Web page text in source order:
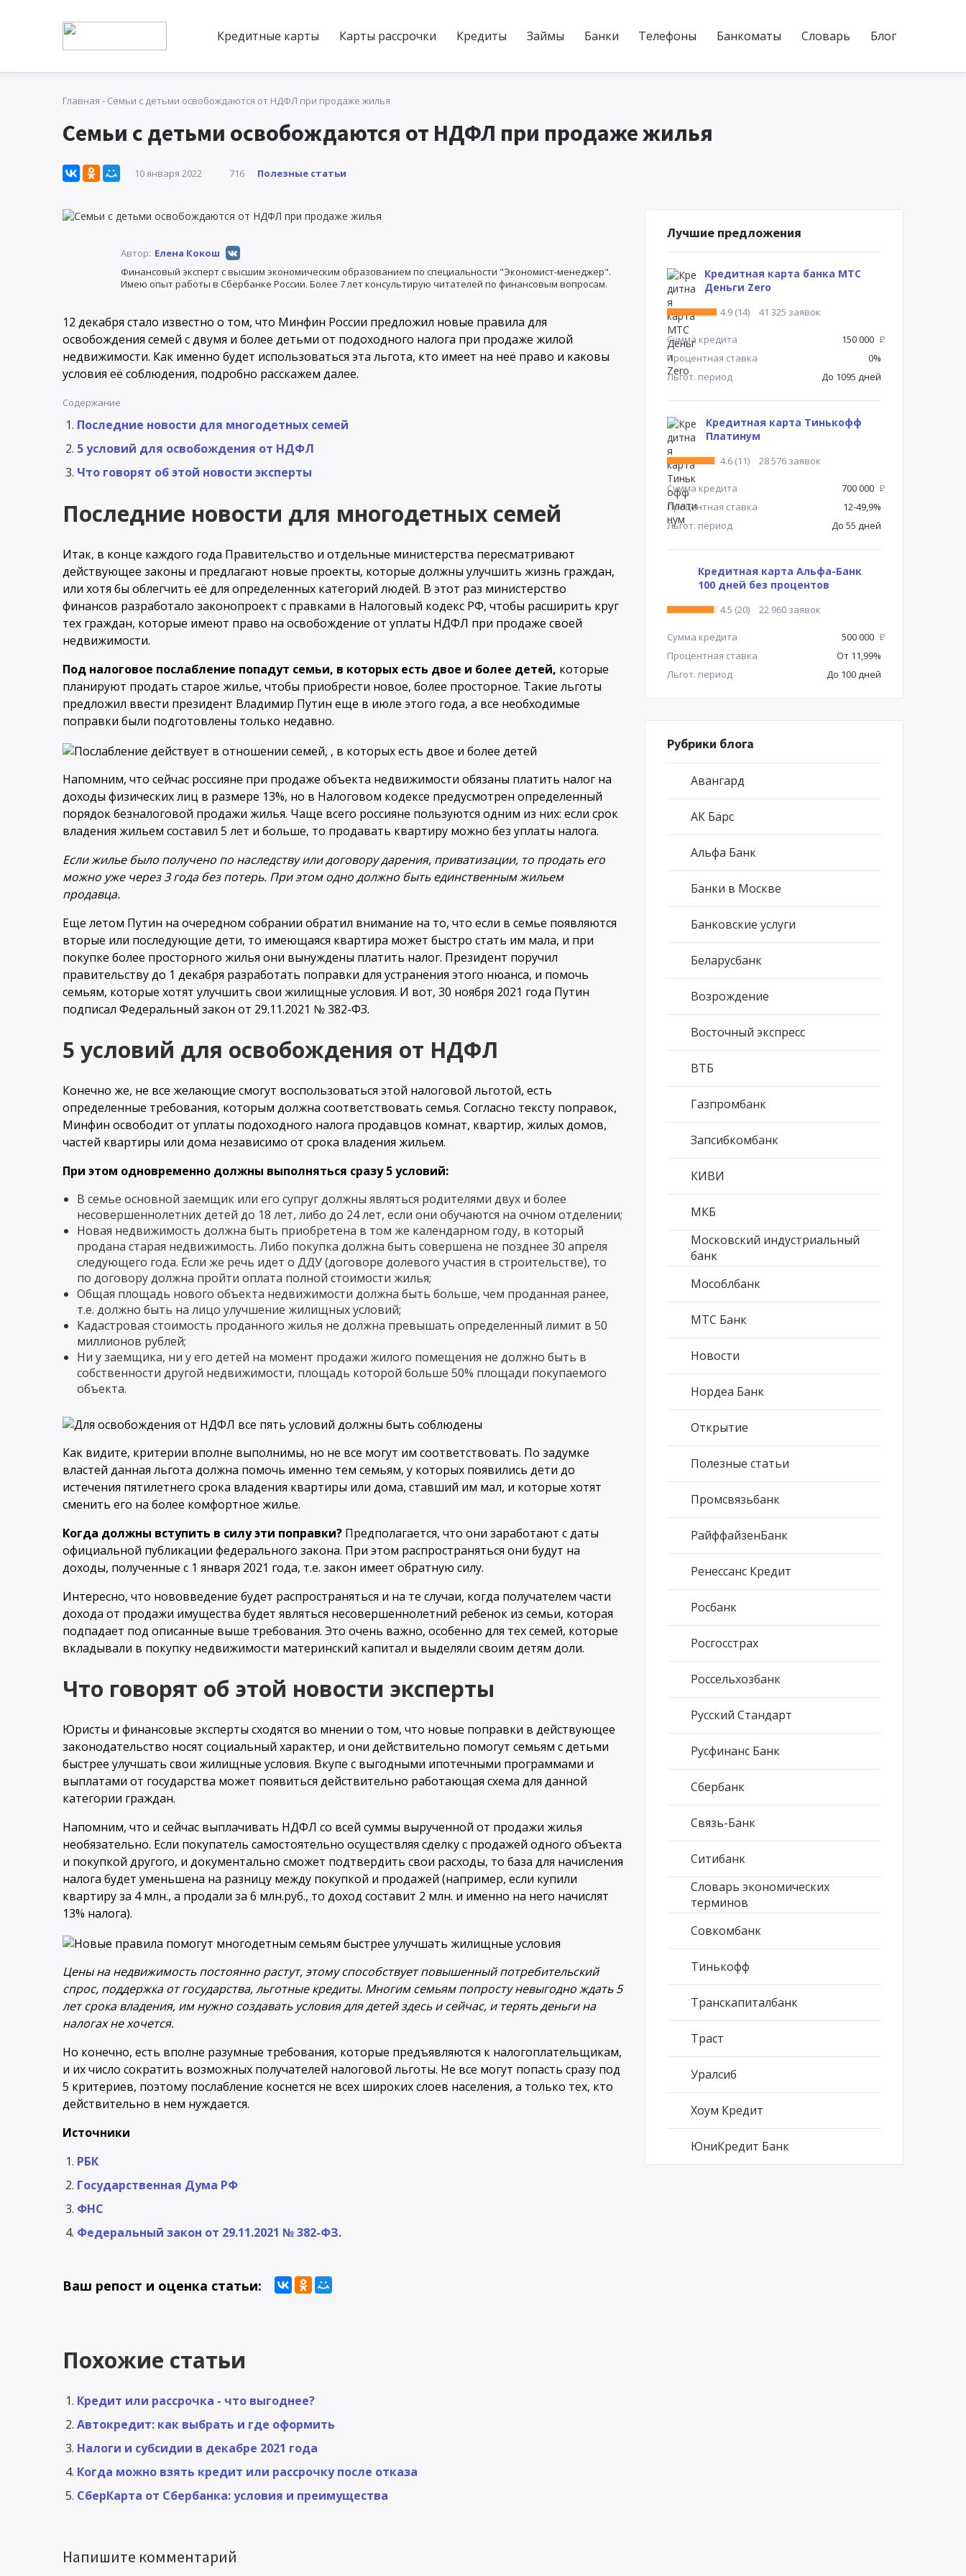
Кредитные карты Карты рассрочки Кредиты Займы Банки Телефоны Банкоматы Словарь Блог
Главная - Семьи с детьми освобождаются от НДФЛ при продаже жилья
Семьи с детьми освобождаются от НДФЛ при продаже жилья
10 января 2022 716 Полезные статьи
Автор: Елена Кокош
Финансовый эксперт с высшим экономическим образованием по специальности "Экономист-менеджер".
Имею опыт работы в Сбербанке России. Более 7 лет консультирую читателей по финансовым вопросам.
12 декабря стало известно о том, что Минфин России предложил новые правила для
освобождения семей с двумя и более детьми от подоходного налога при продаже жилой
недвижимости. Как именно будет использоваться эта льгота, кто имеет на неё право и каковы
условия её соблюдения, подробно расскажем далее.
Содержание
Последние новости для многодетных семей
5 условий для освобождения от НДФЛ
Что говорят об этой новости эксперты
Последние новости для многодетных семей
Итак, в конце каждого года Правительство и отдельные министерства пересматривают
действующее законы и предлагают новые проекты, которые должны улучшить жизнь граждан,
или хотя бы облегчить её для определенных категорий людей. В этот раз министерство
финансов разработало законопроект с правками в Налоговый кодекс РФ, чтобы расширить круг
тех граждан, которые имеют право на освобождение от уплаты НДФЛ при продаже своей
недвижимости.
Под налоговое послабление попадут семьи, в которых есть двое и более детей, которые
планируют продать старое жилье, чтобы приобрести новое, более просторное. Такие льготы
предложил ввести президент Владимир Путин еще в июле этого года, а все необходимые
поправки были подготовлены только недавно.
Напомним, что сейчас россияне при продаже объекта недвижимости обязаны платить налог на
доходы физических лиц в размере 13%, но в Налоговом кодексе предусмотрен определенный
порядок безналоговой продажи жилья. Чаще всего россияне пользуются одним из них: если срок
владения жильем составил 5 лет и больше, то продавать квартиру можно без уплаты налога.
Если жилье было получено по наследству или договору дарения, приватизации, то продать его
можно уже через 3 года без потерь. При этом одно должно быть единственным жильем
продавца.
Еще летом Путин на очередном собрании обратил внимание на то, что если в семье появляются
вторые или последующие дети, то имеющаяся квартира может быстро стать им мала, и при
покупке более просторного жилья они вынуждены платить налог. Президент поручил
правительству до 1 декабря разработать поправки для устранения этого нюанса, и помочь
семьям, которые хотят улучшить свои жилищные условия. И вот, 30 ноября 2021 года Путин
подписал Федеральный закон от 29.11.2021 № 382-ФЗ.
5 условий для освобождения от НДФЛ
Конечно же, не все желающие смогут воспользоваться этой налоговой льготой, есть
определенные требования, которым должна соответствовать семья. Согласно тексту поправок,
Минфин освободит от уплаты подоходного налога продавцов комнат, квартир, жилых домов,
частей квартиры или дома независимо от срока владения жильем.
При этом одновременно должны выполняться сразу 5 условий:
В семье основной заемщик или его супруг должны являться родителями двух и более
несовершеннолетних детей до 18 лет, либо до 24 лет, если они обучаются на очном отделении;
Новая недвижимость должна быть приобретена в том же календарном году, в который
продана старая недвижимость. Либо покупка должна быть совершена не позднее 30 апреля
следующего года. Если же речь идет о ДДУ (договоре долевого участия в строительстве), то
по договору должна пройти оплата полной стоимости жилья;
Общая площадь нового объекта недвижимости должна быть больше, чем проданная ранее,
т.е. должно быть на лицо улучшение жилищных условий;
Кадастровая стоимость проданного жилья не должна превышать определенный лимит в 50
миллионов рублей;
Ни у заемщика, ни у его детей на момент продажи жилого помещения не должно быть в
собственности другой недвижимости, площадь которой больше 50% площади покупаемого
объекта.
Как видите, критерии вполне выполнимы, но не все могут им соответствовать. По задумке
властей данная льгота должна помочь именно тем семьям, у которых появились дети до
истечения пятилетнего срока владения квартиры или дома, ставший им мал, и которые хотят
сменить его на более комфортное жилье.
Когда должны вступить в силу эти поправки? Предполагается, что они заработают с даты
официальной публикации федерального закона. При этом распространяться они будут на
доходы, полученные с 1 января 2021 года, т.е. закон имеет обратную силу.
Интересно, что нововведение будет распространяться и на те случаи, когда получателем части
дохода от продажи имущества будет являться несовершеннолетний ребенок из семьи, которая
подпадает под описанные выше требования. Это очень важно, особенно для тех семей, которые
вкладывали в покупку недвижимости материнский капитал и выделяли своим детям доли.
Что говорят об этой новости эксперты
Юристы и финансовые эксперты сходятся во мнении о том, что новые поправки в действующее
законодательство носят социальный характер, и они действительно помогут семьям с детьми
быстрее улучшать свои жилищные условия. Вкупе с выгодными ипотечными программами и
выплатами от государства может появиться действительно работающая схема для данной
категории граждан.
Напомним, что и сейчас выплачивать НДФЛ со всей суммы вырученной от продажи жилья
необязательно. Если покупатель самостоятельно осуществляя сделку с продажей одного объекта
и покупкой другого, и документально сможет подтвердить свои расходы, то база для начисления
налога будет уменьшена на разницу между покупкой и продажей (например, если купили
квартиру за 4 млн., а продали за 6 млн.руб., то доход составит 2 млн. и именно на него начислят
13% налога).
Цены на недвижимость постоянно растут, этому способствует повышенный потребительский
спрос, поддержка от государства, льготные кредиты. Многим семьям попросту невыгодно ждать 5
лет срока владения, им нужно создавать условия для детей здесь и сейчас, и терять деньги на
налогах не хочется.
Но конечно, есть вполне разумные требования, которые предъявляются к налогоплательщикам,
и их число сократить возможных получателей налоговой льготы. Не все могут попасть сразу под
5 критериев, поэтому послабление коснется не всех широких слоев населения, а только тех, кто
действительно в нем нуждается.
Источники
РБК
Государственная Дума РФ
ФНС
Федеральный закон от 29.11.2021 № 382-ФЗ.
Ваш репост и оценка статьи:
Похожие статьи
Кредит или рассрочка - что выгоднее?
Автокредит: как выбрать и где оформить
Налоги и субсидии в декабре 2021 года
Когда можно взять кредит или рассрочку после отказа
СберКарта от Сбербанка: условия и преимущества
Напишите комментарий
Лучшие предложения
Кредитная карта банка МТС
Деньги Zero
4.9 (14) 41 325 заявок
Сумма кредита 150 000 Р
Процентная ставка
0%
Льгот. период
До 1095 дней
Кредитная карта Тинькофф
Платинум
4.6 (11) 28 576 заявок
Сумма кредита 700 000 Р
Процентная ставка
12-49,9%
Льгот. период
До 55 дней
Кредитная карта Альфа-Банк
100 дней без процентов
4.5 (20) 22 960 заявок
Сумма кредита 500 000 Р
Процентная ставка
От 11,99%
Льгот. период
До 100 дней
Рубрики блога
Авангард
АК Барс
Альфа Банк
Банки в Москве
Банковские услуги
Беларусбанк
Возрождение
Восточный экспресс
ВТБ
Газпромбанк
Запсибкомбанк
КИВИ
МКБ
Московский индустриальный
банк
Мособлбанк
МТС Банк
Новости
Нордеа Банк
Открытие
Полезные статьи
Промсвязьбанк
РайффайзенБанк
Ренессанс Кредит
Росбанк
Росгосстрах
Россельхозбанк
Русский Стандарт
Русфинанс Банк
Сбербанк
Связь-Банк
Ситибанк
Словарь экономических
терминов
Совкомбанк
Тинькофф
Транскапиталбанк
Траст
Уралсиб
Хоум Кредит
ЮниКредит Банк